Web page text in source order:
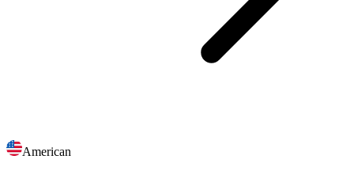
American